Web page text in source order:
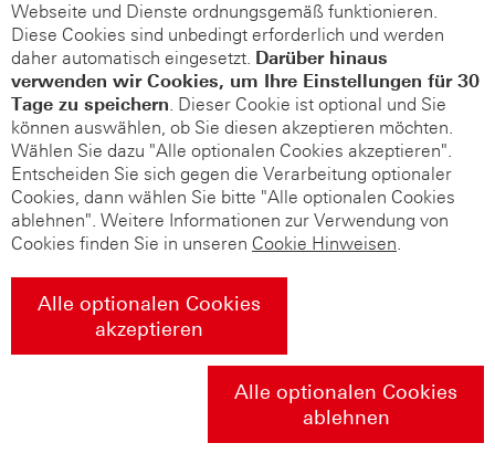
Webseite und Dienste ordnungsgemäß funktionieren.
Diese Cookies sind unbedingt erforderlich und werden
daher automatisch eingesetzt. Darüber hinaus
verwenden wir Cookies, um Ihre Einstellungen für 30
Tage zu speichern. Dieser Cookie ist optional und Sie
können auswählen, ob Sie diesen akzeptieren möchten.
Wählen Sie dazu "Alle optionalen Cookies akzeptieren".
Entscheiden Sie sich gegen die Verarbeitung optionaler
Cookies, dann wählen Sie bitte "Alle optionalen Cookies
ablehnen". Weitere Informationen zur Verwendung von
Cookies finden Sie in unseren Cookie Hinweisen.
Alle optionalen Cookies
akzeptieren
Alle optionalen Cookies
ablehnen